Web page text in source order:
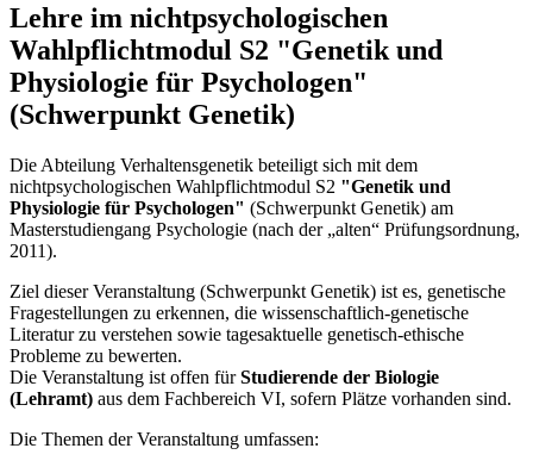
Lehre im nichtpsychologischen
Wahlpflichtmodul S2 "Genetik und
Physiologie für Psychologen"
(Schwerpunkt Genetik)
Die Abteilung Verhaltensgenetik beteiligt sich mit dem
nichtpsychologischen Wahlpflichtmodul S2 "Genetik und
Physiologie für Psychologen" (Schwerpunkt Genetik) am
Masterstudiengang Psychologie (nach der „alten“ Prüfungsordnung,
2011).
Ziel dieser Veranstaltung (Schwerpunkt Genetik) ist es, genetische
Fragestellungen zu erkennen, die wissenschaftlich-genetische
Literatur zu verstehen sowie tagesaktuelle genetisch-ethische
Probleme zu bewerten.
Die Veranstaltung ist offen fürStudierende der Biologie
(Lehramt) aus dem Fachbereich VI, sofern Plätze vorhanden sind.
Die Themen der Veranstaltung umfassen: